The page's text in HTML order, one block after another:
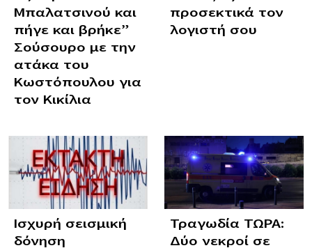
Μπαλατσινού και
πήγε και βρήκε”
Σούσουρο με την
ατάκα του
Κωστόπουλου για
τον Κικίλια
προσεκτικά τον
λογιστή σου
Ισχυρή σεισμική
δόνηση
Τραγωδία ΤΩΡΑ:
Δύο νεκροί σε